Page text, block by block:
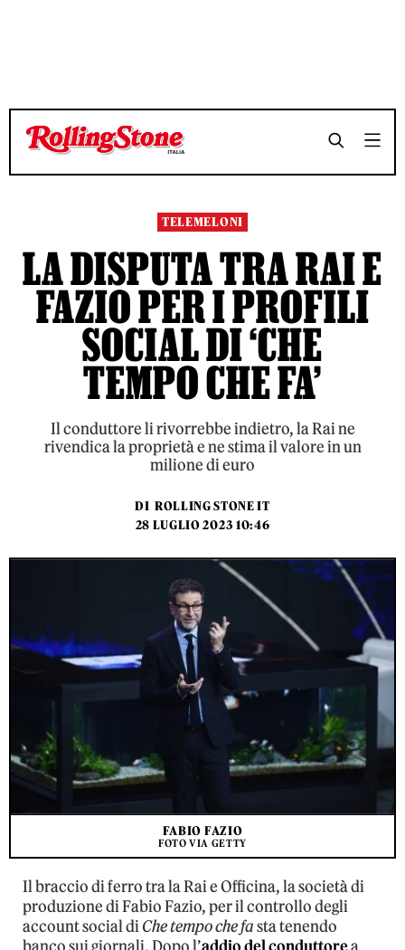
TEMPO DI LETTURA 3 MINUTI SHARE
TEMPO DI LETTURA 3 MINUTI SHARE
TELEMELONI
LA DISPUTA TRA RAI E
FAZIO PER I PROFILI
SOCIAL DI ‘CHE
TEMPO CHE FA’
Il conduttore li rivorrebbe indietro, la Rai ne
rivendica la proprietà e ne stima il valore in un
milione di euro
DI ROLLING STONE IT
28 LUGLIO 2023 10:46
FABIO FAZIO
FOTO VIA GETTY
Il braccio di ferro tra la Rai e Officina, la società di
produzione di Fabio Fazio, per il controllo degli
account social diChe tempo che fasta tenendo